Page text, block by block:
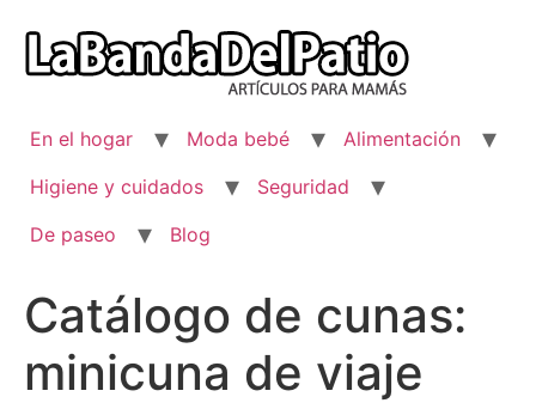
contenido
En el hogar Moda bebé
Alimentación
Higiene y cuidados
Seguridad
De paseo
Blog
Catálogo de cunas:
minicuna de viaje